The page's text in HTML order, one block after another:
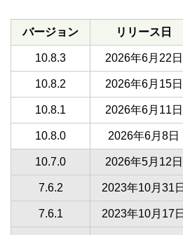
バージョン リリース日
10.8.3 2026年6月22日
10.8.2 2026年6月15日
10.8.1 2026年6月11日
10.8.0 2026年6月8日
10.7.0 2026年5月12日
7.6.2 2023年10月31日
7.6.1 2023年10月17日